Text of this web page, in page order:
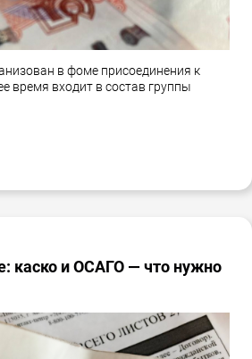
в фоме присоединения к
время входит в состав группы
каско и ОСАГО — что нужно